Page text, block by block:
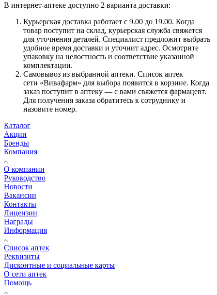
В интернет-аптеке доступно 2 варианта доставки:
Курьерская доставка работает с 9.00 до 19.00. Когда
товар поступит на склад, курьерская служба свяжется
для уточнения деталей. Специалист предложит выбрать
удобное время доставки и уточнит адрес. Осмотрите
упаковку на целостность и соответствие указанной
комплектации.
Самовывоз из выбранной аптеки. Список аптек
сети «Вивафарм» для выбора появится в корзине. Когда
заказ поступит в аптеку — с вами свяжется фармацевт.
Для получения заказа обратитесь к сотруднику и
назовите номер.
Каталог
Акции
Бренды
Компания
О компании
Руководство
Новости
Вакансии
Контакты
Лицензии
Награды
Информация
Список аптек
Реквизиты
Дисконтные и социальные карты
О сети аптек
Помощь